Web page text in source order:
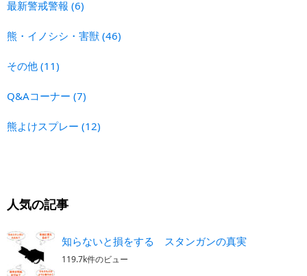
最新警戒警報 (6)
熊・イノシシ・害獣 (46)
その他 (11)
Q&Aコーナー (7)
熊よけスプレー (12)
人気の記事
知らないと損をする スタンガンの真実
119.7k件のビュー